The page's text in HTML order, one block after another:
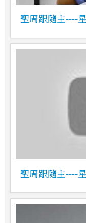
聖周跟隨主----
聖周跟隨主----